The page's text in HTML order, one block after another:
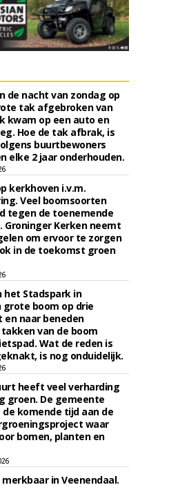
de nacht van zondag op
tak afgebroken van
kwam op een auto en
Hoe de tak afbrak, is
buurtbewoners
elke 2 jaar onderhouden.
kerkhoven i.v.m.
Veel boomsoorten
tegen de toenemende
Kerken neemt
om ervoor te zorgen
in de toekomst groen
het Stadspark in
grote boom op drie
naar beneden
van de boom
Wat de reden is
is nog onduidelijk.
heeft veel verharding
groen. De gemeente
komende tijd aan de
waar
bomen, planten en
in Veenendaal.